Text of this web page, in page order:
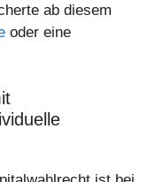
ab diesem
oder eine